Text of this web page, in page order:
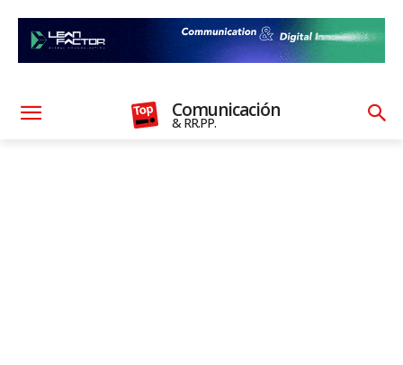
Comunicación
& RR.PP.